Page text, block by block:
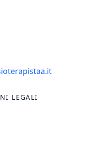
LEGALI